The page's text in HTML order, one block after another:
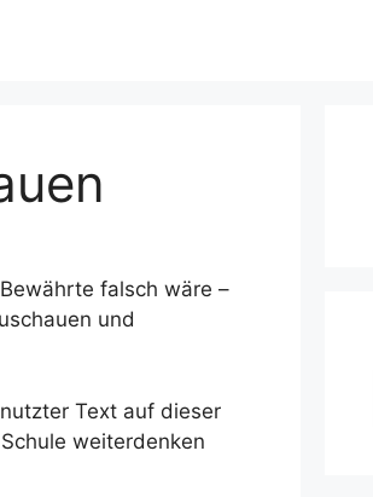
falsch wäre –
und
Text auf dieser
weiterdenken